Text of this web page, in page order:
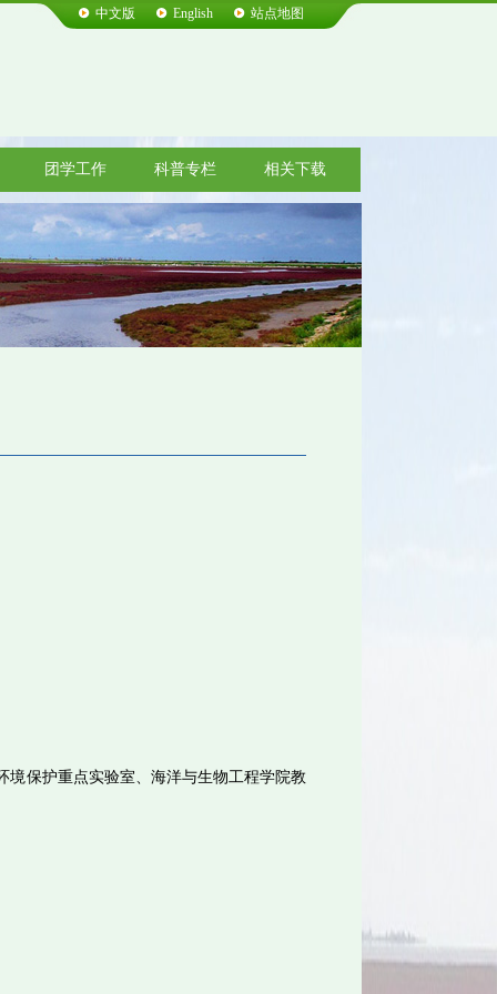
中文版 English 站点地图
团学工作 科普专栏 相关下载
境保护重点实验室、海洋与生物工程学院教